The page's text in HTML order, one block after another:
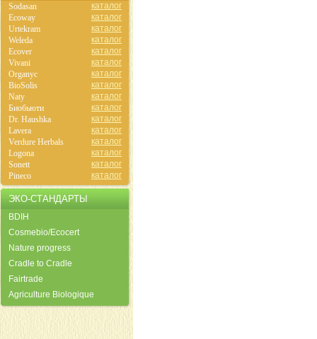
Sodasan
каталог
Ecoway
каталог
Urtekram
каталог
Weleda
каталог
Ecover
каталог
Vivani
каталог
Organyc
каталог
BioSolis
каталог
Naty
каталог
Биобьюти
каталог
Dr. Haushka
каталог
Lavera
каталог
Verdure Herbals
каталог
Logona
каталог
Sonett
каталог
Pineco
каталог
ЭКО-СТАНДАРТЫ
BDIH
Cosmebio/Ecocert
Nature progress
Cradle to Cradle
Fairtrade
Agriculture Biologique